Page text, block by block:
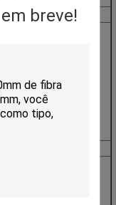
breve!